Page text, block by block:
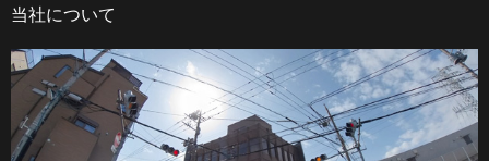
当社について